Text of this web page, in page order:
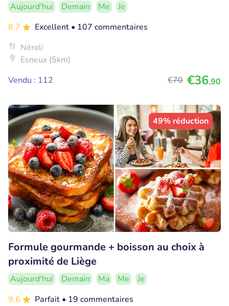
Aujourd'hui Demain Me
Je
8.7
Excellent • 107 commentaires
Néroli
Esneux (5km)
Vendu : 112
€70 €36,90
49% réduction
Formule gourmande + boisson au choix à
proximité de Liège
Aujourd'hui Demain Ma Me
Je
9.6
Parfait • 19 commentaires